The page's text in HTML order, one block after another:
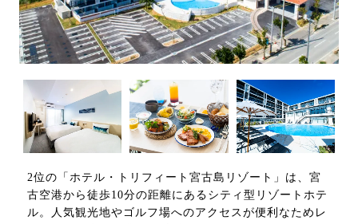
2位の「ホテル・トリフィート宮古島リゾート」は、宮
古空港から徒歩10分の距離にあるシティ型リゾートホテ
ル。人気観光地やゴルフ場へのアクセスが便利なためレ